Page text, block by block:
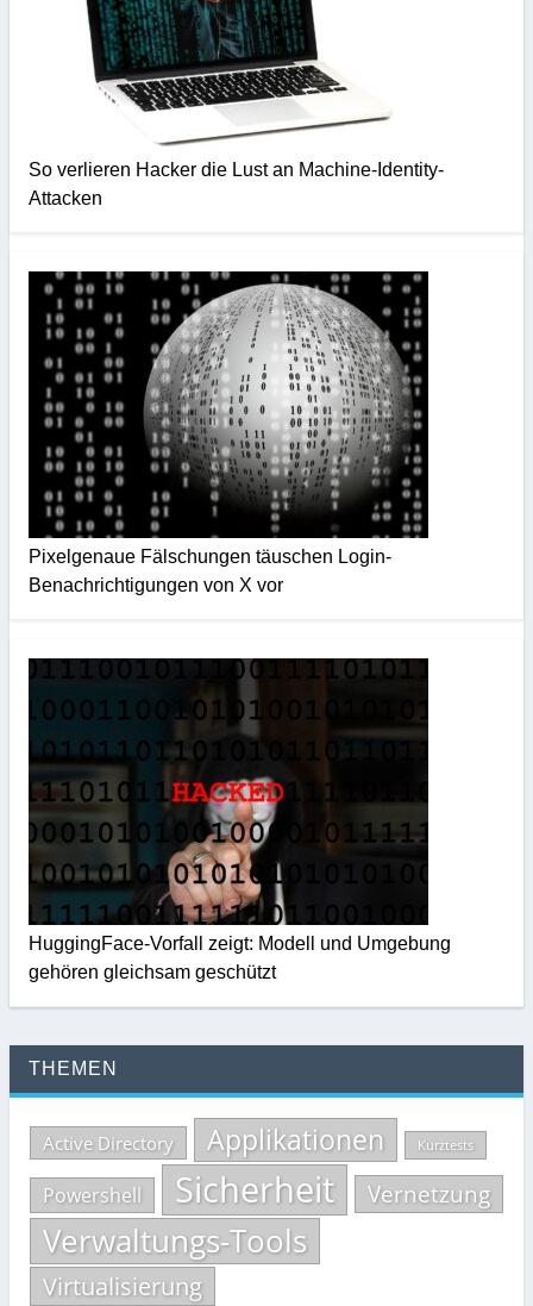
So verlieren Hacker die Lust an Machine-Identity-
Attacken
Pixelgenaue Fälschungen täuschen Login-
Benachrichtigungen von X vor
HuggingFace-Vorfall zeigt: Modell und Umgebung
gehören gleichsam geschützt
THEMEN
Active Directory Applikationen Kurztests
Powershell Sicherheit Vernetzung
Verwaltungs-Tools
Virtualisierung